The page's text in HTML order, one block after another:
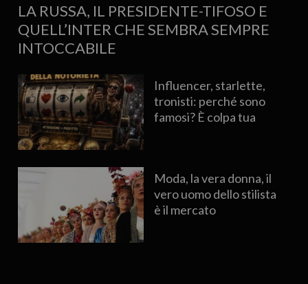
LA RUSSA, IL PRESIDENTE-TIFOSO E
QUELL’INTER CHE SEMBRA SEMPRE
INTOCCABILE
Influencer, starlette,
tronisti: perché sono
famosi? È colpa tua
Moda, la vera donna, il
vero uomo dello stilista
è il mercato